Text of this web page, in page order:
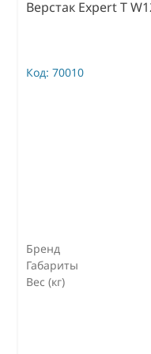
Верстак Expert T
Код: 70010
Бренд
Габариты
Вес (кг)